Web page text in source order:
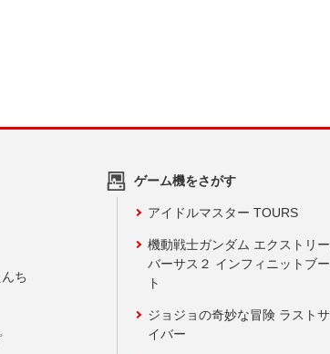
ち
ゲーム機をさがす
アイドルマスター TOURS
機動戦士ガンダム エクストリ
バーサス２ インフィニットブ
ト
ジョジョの奇妙な冒険 ラスト
イバー